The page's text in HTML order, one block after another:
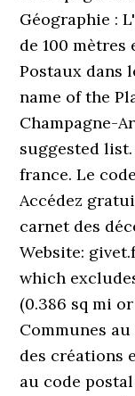
Géographie :
de 100 mètres
Postaux dans
name of the
Champagne-
suggested
france. Le
Accédez
carnet des
Website:
which
(0.386 sq mi
Communes
des créations
au code